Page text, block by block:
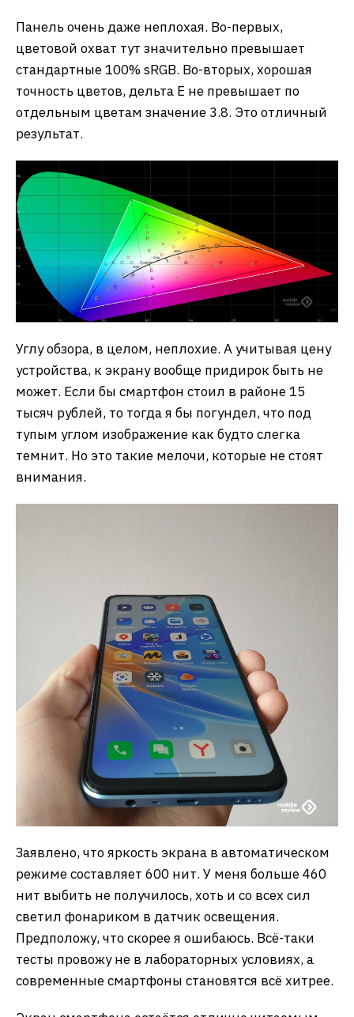
Панель очень даже неплохая. Во-первых,
цветовой охват тут значительно превышает
стандартные 100% sRGB. Во-вторых, хорошая
точность цветов, дельта Е не превышает по
отдельным цветам значение 3.8. Это отличный
результат.
Углу обзора, в целом, неплохие. А учитывая цену
устройства, к экрану вообще придирок быть не
может. Если бы смартфон стоил в районе 15
тысяч рублей, то тогда я бы погундел, что под
тупым углом изображение как будто слегка
темнит. Но это такие мелочи, которые не стоят
внимания.
Заявлено, что яркость экрана в автоматическом
режиме составляет 600 нит. У меня больше 460
нит выбить не получилось, хоть и со всех сил
светил фонариком в датчик освещения.
Предположу, что скорее я ошибаюсь. Всё-таки
тесты провожу не в лабораторных условиях, а
современные смартфоны становятся всё хитрее.